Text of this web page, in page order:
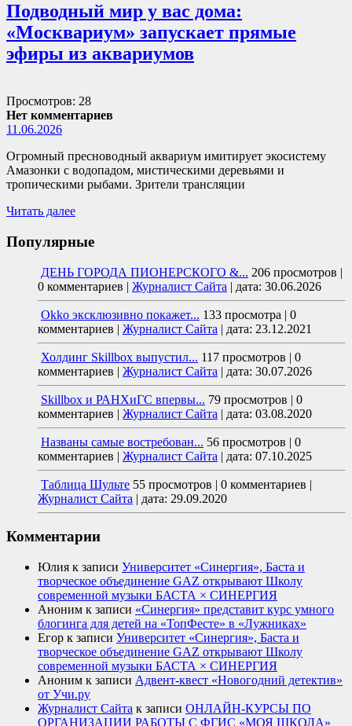
Подводный мир у вас дома:
«Москвариум» запускает прямые
эфиры из аквариумов
Просмотров: 28
Нет комментариев
11.06.2026
Огромный пресноводный аквариум имитирует экосистему
Амазонки с водопадом, мистическими деревьями и
тропическими рыбами. Зрители трансляции
Читать далее
Популярные
ДЕНЬ ГОРОДА ПИОНЕРСКОГО &... 206 просмотров |
0 комментариев | Журналист Сайта | дата: 30.06.2026
Okko эксклюзивно покажет... 133 просмотра | 0
комментариев | Журналист Сайта | дата: 23.12.2021
Холдинг Skillbox выпустил... 117 просмотров | 0
комментариев | Журналист Сайта | дата: 30.07.2026
Skillbox и РАНХиГС впервы... 79 просмотров | 0
комментариев | Журналист Сайта | дата: 03.08.2020
Названы самые востребован... 56 просмотров | 0
комментариев | Журналист Сайта | дата: 07.10.2025
Таблица Шульте 55 просмотров | 0 комментариев |
Журналист Сайта | дата: 29.09.2020
Комментарии
Юлия к записи Университет «Синергия», Баста и
творческое объединение GAZ открывают Школу
современной музыки БАСТА × СИНЕРГИЯ
Аноним к записи «Синергия» представит курс умного
блогинга для детей на «ТопФесте» в «Лужниках»
Егор к записи Университет «Синергия», Баста и
творческое объединение GAZ открывают Школу
современной музыки БАСТА × СИНЕРГИЯ
Аноним к записи Адвент-квест «Новогодний детектив»
от Учи.ру
Журналист Сайта к записи ОНЛАЙН-КУРСЫ ПО
ОРГАНИЗАЦИИ РАБОТЫ С ФГИС «МОЯ ШКОЛА»